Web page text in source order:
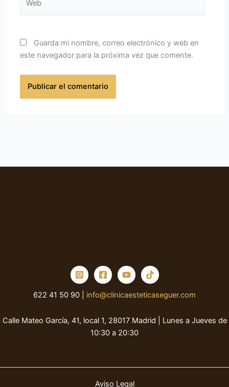
Guarda mi nombre, correo electrónico y web en
este navegador para la próxima vez que comente.
622 41 50 90 | info@clinicaesteticaseguer.com
Calle Mateo García, 41, local 1, 28017 Madrid | Lunes a Jueves de
10:30 a 20:30
Aviso Legal